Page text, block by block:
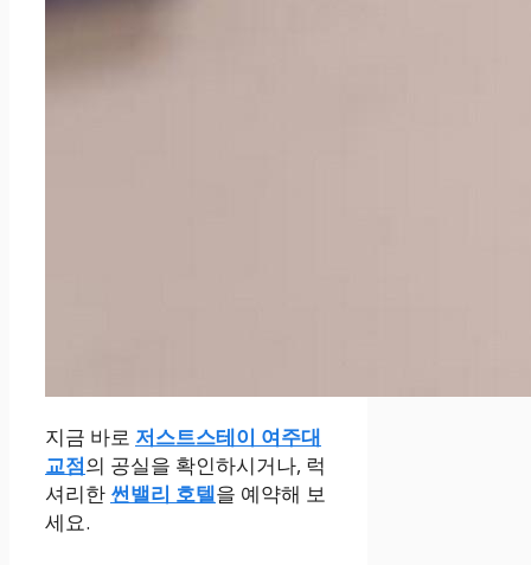
지금 바로 저스트스테이 여주대
교점의 공실을 확인하시거나, 럭
셔리한 썬밸리 호텔을 예약해 보
세요.